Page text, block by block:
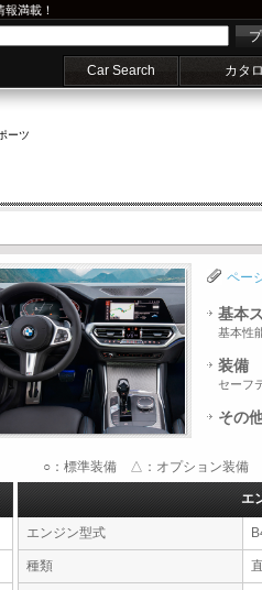
満載！
Car Search カタ
ーツ
ペー
基本
基本性
装備
セーフ
その
○：標準装備 △：オプション装備 -
エ
エンジン型式
種類